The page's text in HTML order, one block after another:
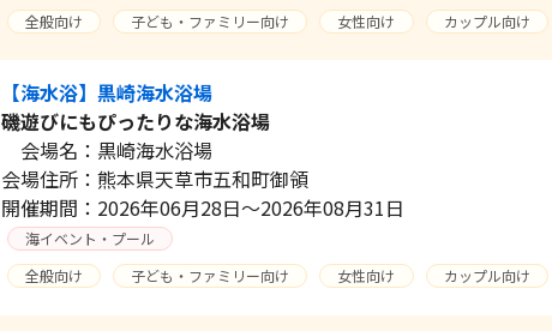
全般向け
子ども・ファミリー向け 女性向け カップル向け
【海水浴】黒崎海水浴場
磯遊びにもぴったりな海水浴場
会場名：黒崎海水浴場
会場住所：熊本県天草市五和町御領
開催期間：2026年06月28日～2026年08月31日
海イベント・プール
全般向け
子ども・ファミリー向け 女性向け カップル向け